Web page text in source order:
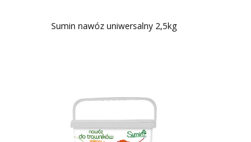
Sumin nawóz uniwersalny 2,5kg